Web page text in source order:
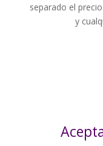
separado el
y